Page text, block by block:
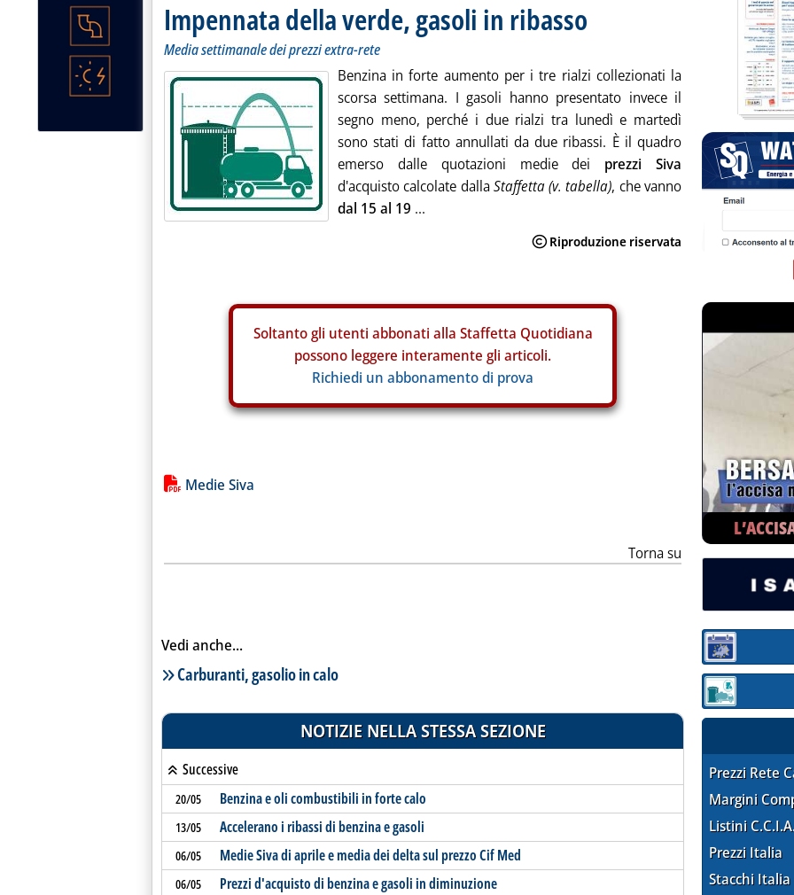
Impennata della verde, gasoli in ribasso
Media settimanale dei prezzi extra-rete
Benzina in forte aumento per i tre rialzi collezionati la
scorsa settimana. I gasoli hanno presentato invece il
segno meno, perché i due rialzi tra lunedì e martedì
sono stati di fatto annullati da due ribassi. È il quadro
emerso dalle quotazioni medie dei prezzi Siva
d'acquisto calcolate dallaStaffetta (v. tabella), che vanno
dal 15 al 19 ...
Soltanto gli utenti abbonati alla Staffetta Quotidiana
possono leggere interamente gli articoli.
Richiedi un abbonamento di prova
Lista allegati PDF alla notizia
Medie Siva
Torna su
Vedi anche...
Lista notizie correlate
Carburanti, gasolio in calo
NOTIZIE NELLA STESSA SEZIONE
Successive
20/05 Benzina e oli combustibili in forte calo
13/05 Accelerano i ribassi di benzina e gasoli
06/05 Medie Siva di aprile e media dei delta sul prezzo Cif Med
06/05 Prezzi d'acquisto di benzina e gasoli in diminuzione
Sezione:
Sezione:
Prezzi Rete
Margini
Listini
Prezzi Italia
Stacchi Italia